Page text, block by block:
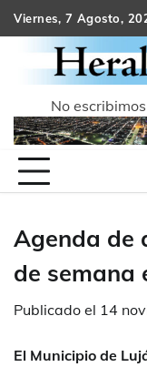
Skip
to
content
Viernes, 7 Agosto,
No
Agenda de
de semana
Publicado el 14
El Municipio de